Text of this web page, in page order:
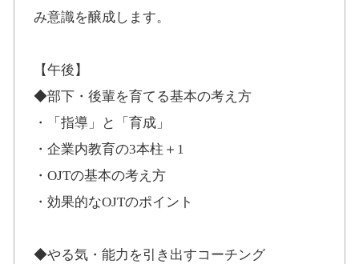
み意識を醸成します。
【午後】
◆部下・後輩を育てる基本の考え方
・「指導」と「育成」
・企業内教育の3本柱＋1
・OJTの基本の考え方
・効果的なOJTのポイント
◆やる気・能力を引き出すコーチング